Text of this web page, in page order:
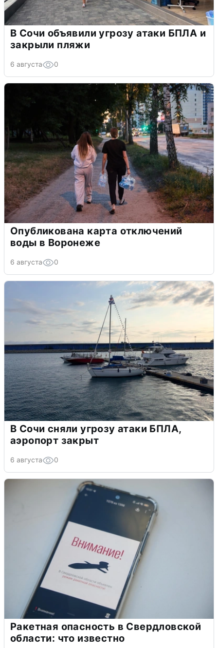
В Сочи объявили угрозу атаки БПЛА и
закрыли пляжи
6 августа 0
Опубликована карта отключений
воды в Воронеже
6 августа 0
В Сочи сняли угрозу атаки БПЛА,
аэропорт закрыт
6 августа 0
Ракетная опасность в Свердловской
области: что известно